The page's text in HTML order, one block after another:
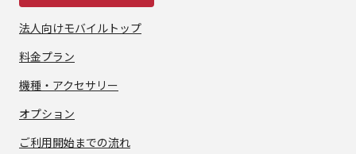
法人向けモバイルトップ
料金プラン
機種・アクセサリー
オプション
ご利用開始までの流れ